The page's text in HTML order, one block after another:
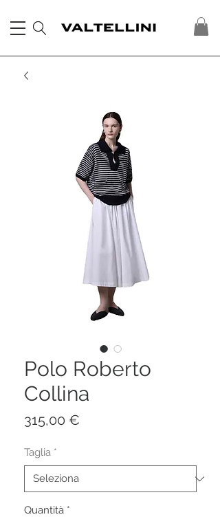
Polo Roberto
Collina
315,00 €
Taglia *
Quantità *